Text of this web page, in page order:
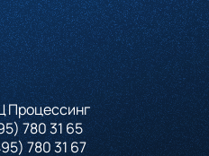
Процессинг
780 31 65
780 31 67